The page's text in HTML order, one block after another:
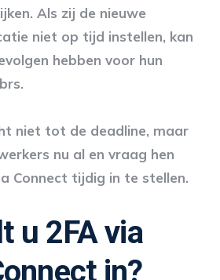
Als zij de nieuwe
niet op tijd instellen, kan
hebben voor hun
niet tot de deadline, maar
nu al en vraag hen
Connect tijdig in te stellen.
u 2FA via
in?